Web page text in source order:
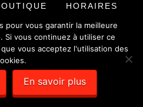
HORAIRES
- SARL au capital de 7 622,00 € -
Mentions légales- Création de sites
Communication
pour vous garantir la meilleure
Si vous continuez à utiliser ce
vous acceptez l'utilisation des
En savoir plus